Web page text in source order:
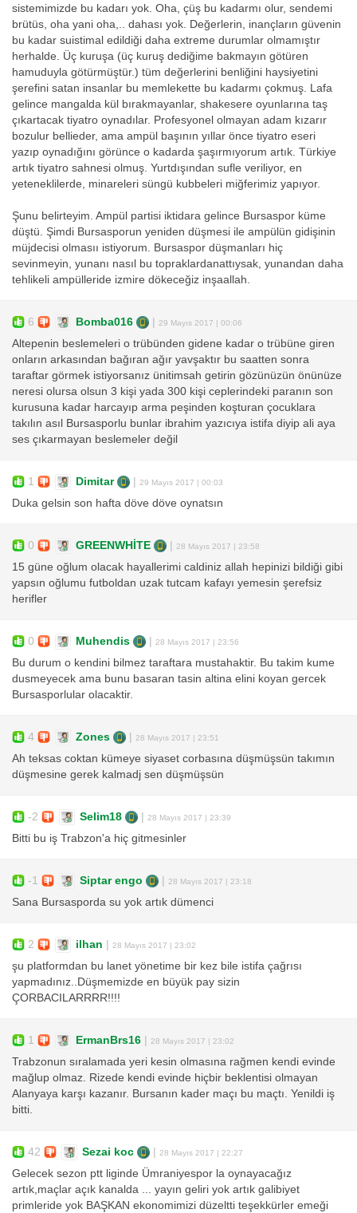
sistemimizde bu kadarı yok. Oha, çüş bu kadarmı olur, sendemi
brütüs, oha yani oha,.. dahası yok. Değerlerin, inançların güvenin
bu kadar suistimal edildiği daha extreme durumlar olmamıştır
herhalde. Üç kuruşa (üç kuruş dediğime bakmayın götüren
hamuduyla götürmüştür.) tüm değerlerini benliğini haysiyetini
şerefini satan insanlar bu memlekette bu kadarmı çokmuş. Lafa
gelince mangalda kül bırakmayanlar, shakesere oyunlarına taş
çıkartacak tiyatro oynadılar. Profesyonel olmayan adam kızarır
bozulur bellieder, ama ampül başının yıllar önce tiyatro eseri
yazıp oynadığını görünce o kadarda şaşırmıyorum artık. Türkiye
artık tiyatro sahnesi olmuş. Yurtdışından sufle veriliyor, en
yeteneklilerde, minareleri süngü kubbeleri miğferimiz yapıyor.
Şunu belirteyim. Ampül partisi iktidara gelince Bursaspor küme
düştü. Şimdi Bursasporun yeniden düşmesi ile ampülün gidişinin
müjdecisi olmasıı istiyorum. Bursaspor düşmanları hiç
sevinmeyin, yunanı nasıl bu topraklardanattıysak, yunandan daha
tehlikeli ampülleride izmire dökeceğiz inşaallah.
6 Bomba016 29 Mayıs 2017 | 00:06
Altepenin beslemeleri o trübünden gidene kadar o trübüne giren
onların arkasından bağıran ağır yavşaktır bu saatten sonra
taraftar görmek istiyorsanız ünitimsah getirin gözünüzün önünüze
neresi olursa olsun 3 kişi yada 300 kişi ceplerindeki paranın son
kurusuna kadar harcayıp arma peşinden koşturan çocuklara
takılın asıl Bursasporlu bunlar ibrahim yazıcıya istifa diyip ali aya
ses çıkarmayan beslemeler değil
1 Dimitar 29 Mayıs 2017 | 00:03
Duka gelsin son hafta döve döve oynatsın
0 GREENWHİTE 28 Mayıs 2017 | 23:58
15 güne oğlum olacak hayallerimi caldiniz allah hepinizi bildiği gibi
yapsın oğlumu futboldan uzak tutcam kafayı yemesin şerefsiz
herifler
0 Muhendis 28 Mayıs 2017 | 23:56
Bu durum o kendini bilmez taraftara mustahaktir. Bu takim kume
dusmeyecek ama bunu basaran tasin altina elini koyan gercek
Bursasporlular olacaktir.
4 Zones 28 Mayıs 2017 | 23:51
Ah teksas coktan kümeye siyaset corbasına düşmüşsün takımın
düşmesine gerek kalmadj sen düşmüşsün
-2 Selim18 28 Mayıs 2017 | 23:39
Bitti bu iş Trabzon'a hiç gitmesinler
-1 Siptar engo 28 Mayıs 2017 | 23:18
Sana Bursasporda su yok artık dümenci
2 ilhan 28 Mayıs 2017 | 23:02
şu platformdan bu lanet yönetime bir kez bile istifa çağrısı
yapmadınız..Düşmemizde en büyük pay sizin
ÇORBACILARRRR!!!!
1 ErmanBrs16 28 Mayıs 2017 | 23:02
Trabzonun sıralamada yeri kesin olmasına rağmen kendi evinde
mağlup olmaz. Rizede kendi evinde hiçbir beklentisi olmayan
Alanyaya karşı kazanır. Bursanın kader maçı bu maçtı. Yenildi iş
bitti.
42 Sezai koc 28 Mayıs 2017 | 22:27
Gelecek sezon ptt liginde Ümraniyespor la oynayacağız
artık,maçlar açık kanalda ... yayın geliri yok artık galibiyet
primleride yok BAŞKAN ekonomimizi düzeltti teşekkürler emeği